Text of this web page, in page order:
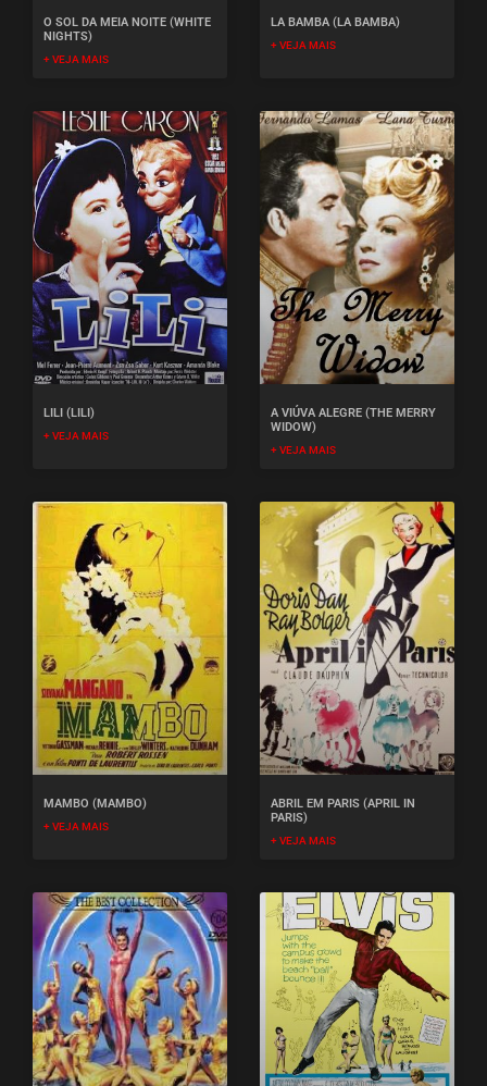
O SOL DA MEIA NOITE (WHITE
NIGHTS)
+ VEJA MAIS
LA BAMBA (LA BAMBA)
+ VEJA MAIS
LILI (LILI)
+ VEJA MAIS
A VIÚVA ALEGRE (THE MERRY
WIDOW)
+ VEJA MAIS
MAMBO (MAMBO)
+ VEJA MAIS
ABRIL EM PARIS (APRIL IN
PARIS)
+ VEJA MAIS